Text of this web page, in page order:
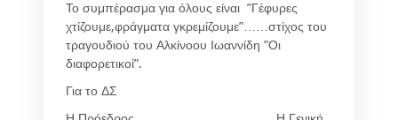
Το συμπέρασμα για όλους είναι ”Γέφυρες
χτίζουμε,φράγματα γκρεμίζουμε”……στίχος του
τραγουδιού του Αλκίνοου Ιωαννίδη ”Οι
διαφορετικοί”.
Για το ΔΣ